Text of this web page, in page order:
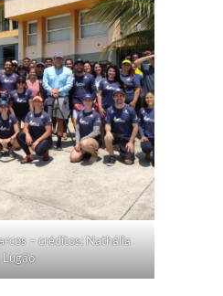
– créditos: Nathália
Lugão